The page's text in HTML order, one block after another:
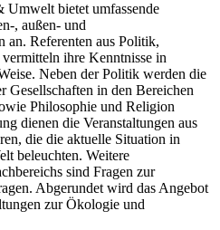
Umwelt bietet umfassende
, außen- und
an. Referenten aus Politik,
ihre Kenntnisse in
Neben der Politik werden die
Gesellschaften in den Bereichen
Philosophie und Religion
dienen die Veranstaltungen aus
die die aktuelle Situation in
beleuchten. Weitere
sind Fragen zur
Abgerundet wird das Angebot
zur Ökologie und